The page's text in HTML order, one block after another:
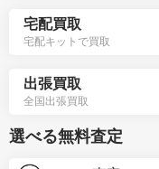
宅配買取
宅配キットで買取
出張買取
全国出張買取
選べる無料査定